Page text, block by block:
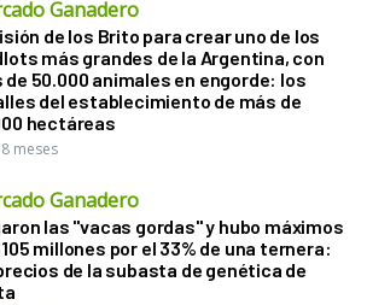
Ganadero
de los Brito para crear uno de los
más grandes de la Argentina, con
de 50.000 animales en engorde: los
del establecimiento de más de
hectáreas
meses
Ganadero
las "vacas gordas" y hubo máximos
millones por el 33% de una ternera:
de la subasta de genética de